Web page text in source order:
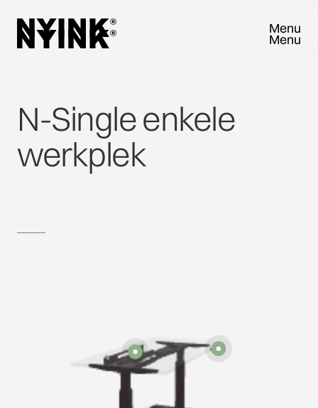
Menu
Menu
Close
N-Singleenkele
werkplek